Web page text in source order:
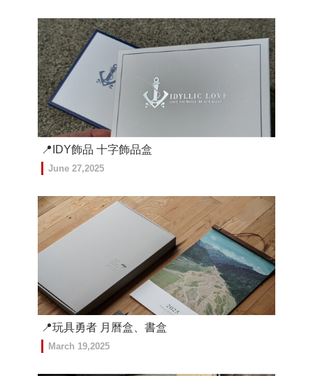
📍IDY飾品 十字飾品盒
June 27,2025
📍玩具勇者 月曆盒、書盒
March 19,2025